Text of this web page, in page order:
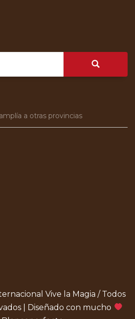
a otras provincias
Vive la Magia / Todos
| Diseñado con mucho